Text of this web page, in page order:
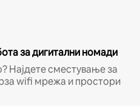
за дигитални номади
Најдете сместување за
wifi мрежа и простори